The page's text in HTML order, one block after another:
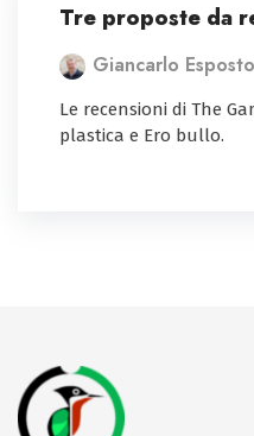
Tre proposte da
Giancarlo Esposto
Le recensioni di The
plastica e Ero bullo.